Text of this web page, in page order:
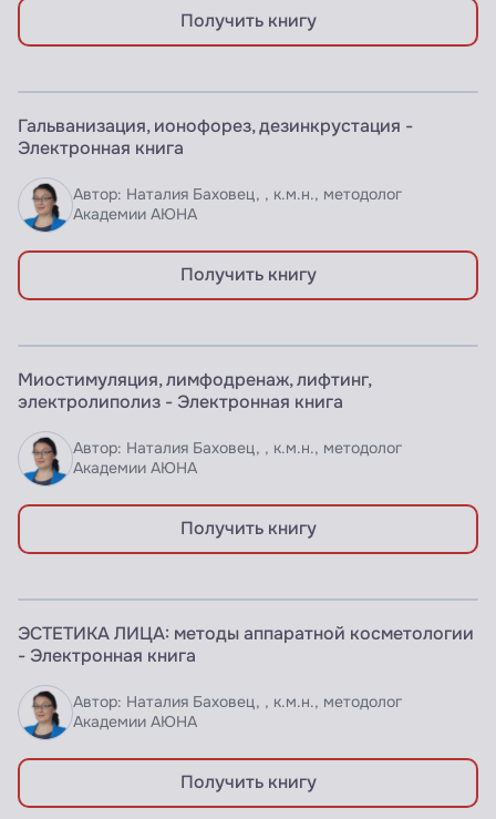
Получить книгу
Доступно по подписке
Гальванизация, ионофорез, дезинкрустация -
Электронная книга
Автор: Наталия Баховец, , к.м.н., методолог
Академии АЮНА
Получить книгу
Доступно по подписке
Миостимуляция, лимфодренаж, лифтинг,
электролиполиз - Электронная книга
Автор: Наталия Баховец, , к.м.н., методолог
Академии АЮНА
Получить книгу
Доступно по подписке
ЭСТЕТИКА ЛИЦА: методы аппаратной косметологии
- Электронная книга
Автор: Наталия Баховец, , к.м.н., методолог
Академии АЮНА
Получить книгу